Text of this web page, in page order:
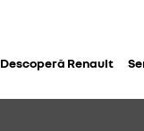
Descoperă Renault